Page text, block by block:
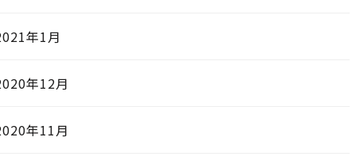
年1月
年12月
年11月